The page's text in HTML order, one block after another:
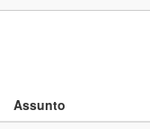
Assunto